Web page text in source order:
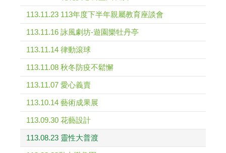
113.11.23 113年度下半年親屬教育座談會
113.11.16 詠風劇坊-遊園樂牡丹亭
113.11.14 律動滾球
113.11.08 秋冬防疫不鬆懈
113.11.07 愛心義賣
113.10.14 藝術成果展
113.09.30 花藝設計
113.08.23 靈性大普渡